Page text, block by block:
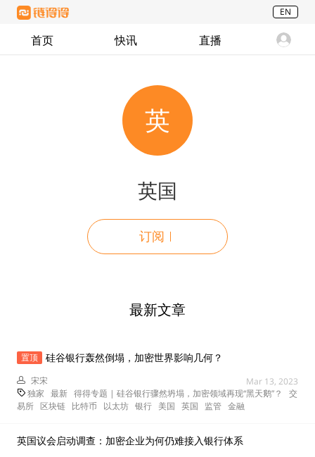
EN
首页 快讯 直播
英
英国
订阅
最新文章
置顶 硅谷银行轰然倒塌，加密世界影响几何？
宋宋
Mar 13, 2023
独家 最新 得得专题 | 硅谷银行骤然坍塌，加密领域再现“黑天鹅”？
交
易所 区块链 比特币 以太坊 银行 美国 英国 监管 金融
英国议会启动调查：加密企业为何仍难接入银行体系